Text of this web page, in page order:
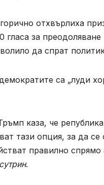
отхвърлиха
гласа за
да спрат
са „луди
каза, че
тази опция, за да
правилно
.